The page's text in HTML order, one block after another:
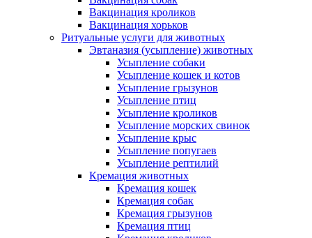
Вакцинация кроликов
Вакцинация хорьков
Ритуальные услуги для животных
Эвтаназия (усыпление) животных
Усыпление собаки
Усыпление кошек и котов
Усыпление грызунов
Усыпление птиц
Усыпление кроликов
Усыпление морских свинок
Усыпление крыс
Усыпление попугаев
Усыпление рептилий
Кремация животных
Кремация кошек
Кремация собак
Кремация грызунов
Кремация птиц